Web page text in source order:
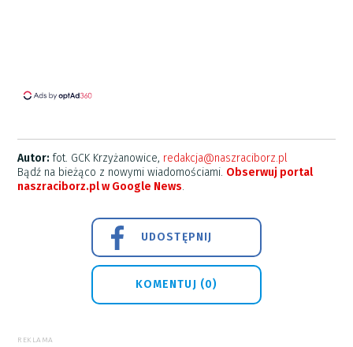
Autor: fot. GCK Krzyżanowice, redakcja@naszraciborz.pl
Bądź na bieżąco z nowymi wiadomościami. Obserwuj portal
naszraciborz.pl w Google News.
UDOSTĘPNIJ
KOMENTUJ (0)
REKLAMA